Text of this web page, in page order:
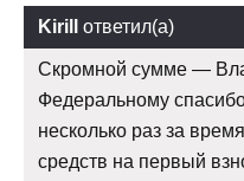
Kirill ответил(а)
Скромной сумме —
Федеральному
несколько раз за
средств на первый